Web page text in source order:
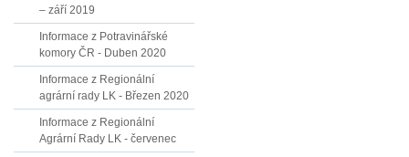
– září 2019
Informace z Potravinářské
komory ČR - Duben 2020
Informace z Regionální
agrární rady LK - Březen 2020
Informace z Regionální
Agrární Rady LK - červenec